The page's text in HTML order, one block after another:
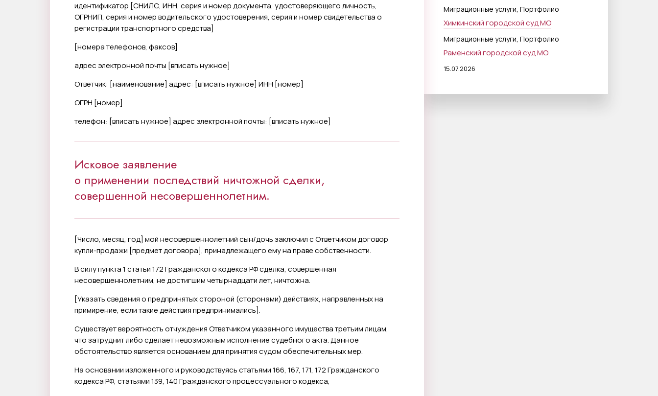
идентификатор [СНИЛС, ИНН, серия и номер документа, удостоверяющего личность,
ОГРНИП, серия и номер водительского удостоверения, серия и номер свидетельства о
регистрации транспортного средства]
[номера телефонов, факсов]
адрес электронной почты [вписать нужное]
Ответчик: [наименование] адрес: [вписать нужное] ИНН [номер]
ОГРН [номер]
телефон: [вписать нужное] адрес электронной почты: [вписать нужное]
Исковое заявление
о применении последствий ничтожной сделки,
совершенной несовершеннолетним.
[Число, месяц, год] мой несовершеннолетний сын/дочь заключил с Ответчиком договор
купли-продажи [предмет договора], принадлежащего ему на праве собственности.
В силу пункта 1 статьи 172 Гражданского кодекса РФ сделка, совершенная
несовершеннолетним, не достигшим четырнадцати лет, ничтожна.
[Указатьсведения о предпринятых стороной (сторонами) действиях, направленных на
примирение, если такие действия предпринимались].
Существует вероятность отчуждения Ответчиком указанного имущества третьим лицам,
что затруднит либо сделает невозможным исполнение судебного акта. Данное
обстоятельство является основанием для принятия судом обеспечительных мер.
На основании изложенного и руководствуясь статьями 166, 167, 171, 172 Гражданского
кодекса РФ, статьями 139, 140 Гражданского процессуального кодекса,
Миграционные услуги, Портфолио
Химкинский городской суд МО
Миграционные услуги, Портфолио
Раменский городской суд МО
15.07.2026